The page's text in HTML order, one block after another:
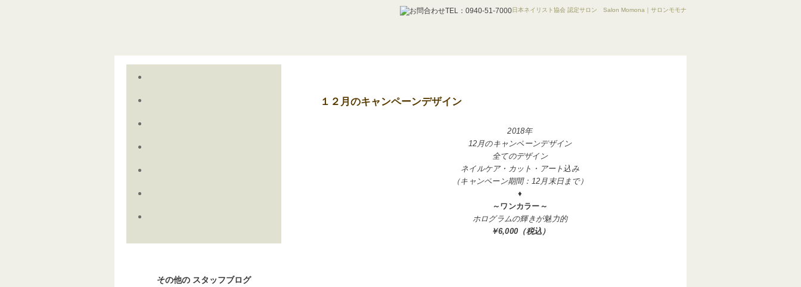
日本ネイリスト協会 認定サロン Salon Momona｜サロンモモナ
１２月のキャンペーンデザイン
2018年
12月のキャンペーンデザイン
全てのデザイン
ネイルケア・カット・アート込み
（キャンペーン期間：12月末日まで）
♦
～ワンカラー～
ホログラムの輝きが魅力的
￥6,000（税込）
その他の スタッフブログ